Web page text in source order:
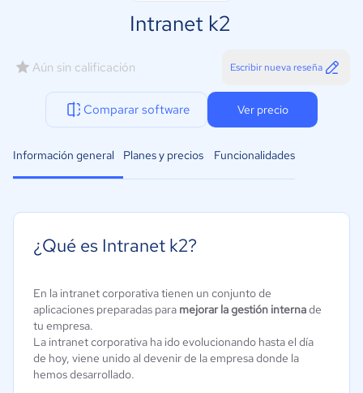
Intranet k2
Aún sin calificación Escribir nueva reseña
Comparar software Ver precio
Información general Planes y precios Funcionalidades
¿Qué es Intranet k2?
En la intranet corporativa tienen un conjunto de
aplicaciones preparadas para mejorar la gestión internade
tu empresa.
La intranet corporativa ha ido evolucionando hasta el día
de hoy, viene unido al devenir de la empresa donde la
hemos desarrollado.